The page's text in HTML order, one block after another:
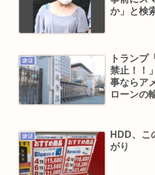
カズレーザー、車の任意保
ろよ！」「保険にも入れな
ジャンポケ斉藤さん、たっ
全てを失ってしまう
高速道路の合流路線で速度
共産党信者「募金で共産党
を邪魔したいという日本人
い」
か」と検
嫌儲
トランプ
禁止！！
事ならア
ローンの
嫌儲
HDD、こ
がり